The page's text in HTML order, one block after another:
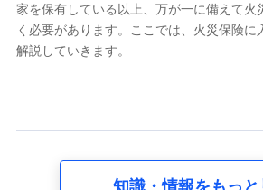
6.採用応募者の個人情報
採用選考および入社手続を実施するため
家を保有している以上、万が一に備えて火
く必要があります。ここでは、火災保険に
解説していきます。
知識・情報をもっと